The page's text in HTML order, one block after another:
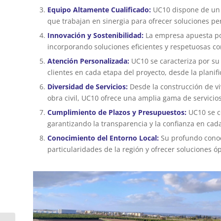
Equipo Altamente Cualificado: UC10 dispone de
que trabajan en sinergia para ofrecer soluciones
Innovación y Sostenibilidad: La empresa apuesta
incorporando soluciones eficientes y respetuosas
Atención Personalizada: UC10 se caracteriza por
clientes en cada etapa del proyecto, desde la
Diversidad de Servicios: Desde la construcción de
obra civil, UC10 ofrece una amplia gama de
Cumplimiento de Plazos y Presupuestos: UC10 se
garantizando la transparencia y la confianza en
Conocimiento del Entorno Local: Su profundo
particularidades de la región y ofrecer soluciones